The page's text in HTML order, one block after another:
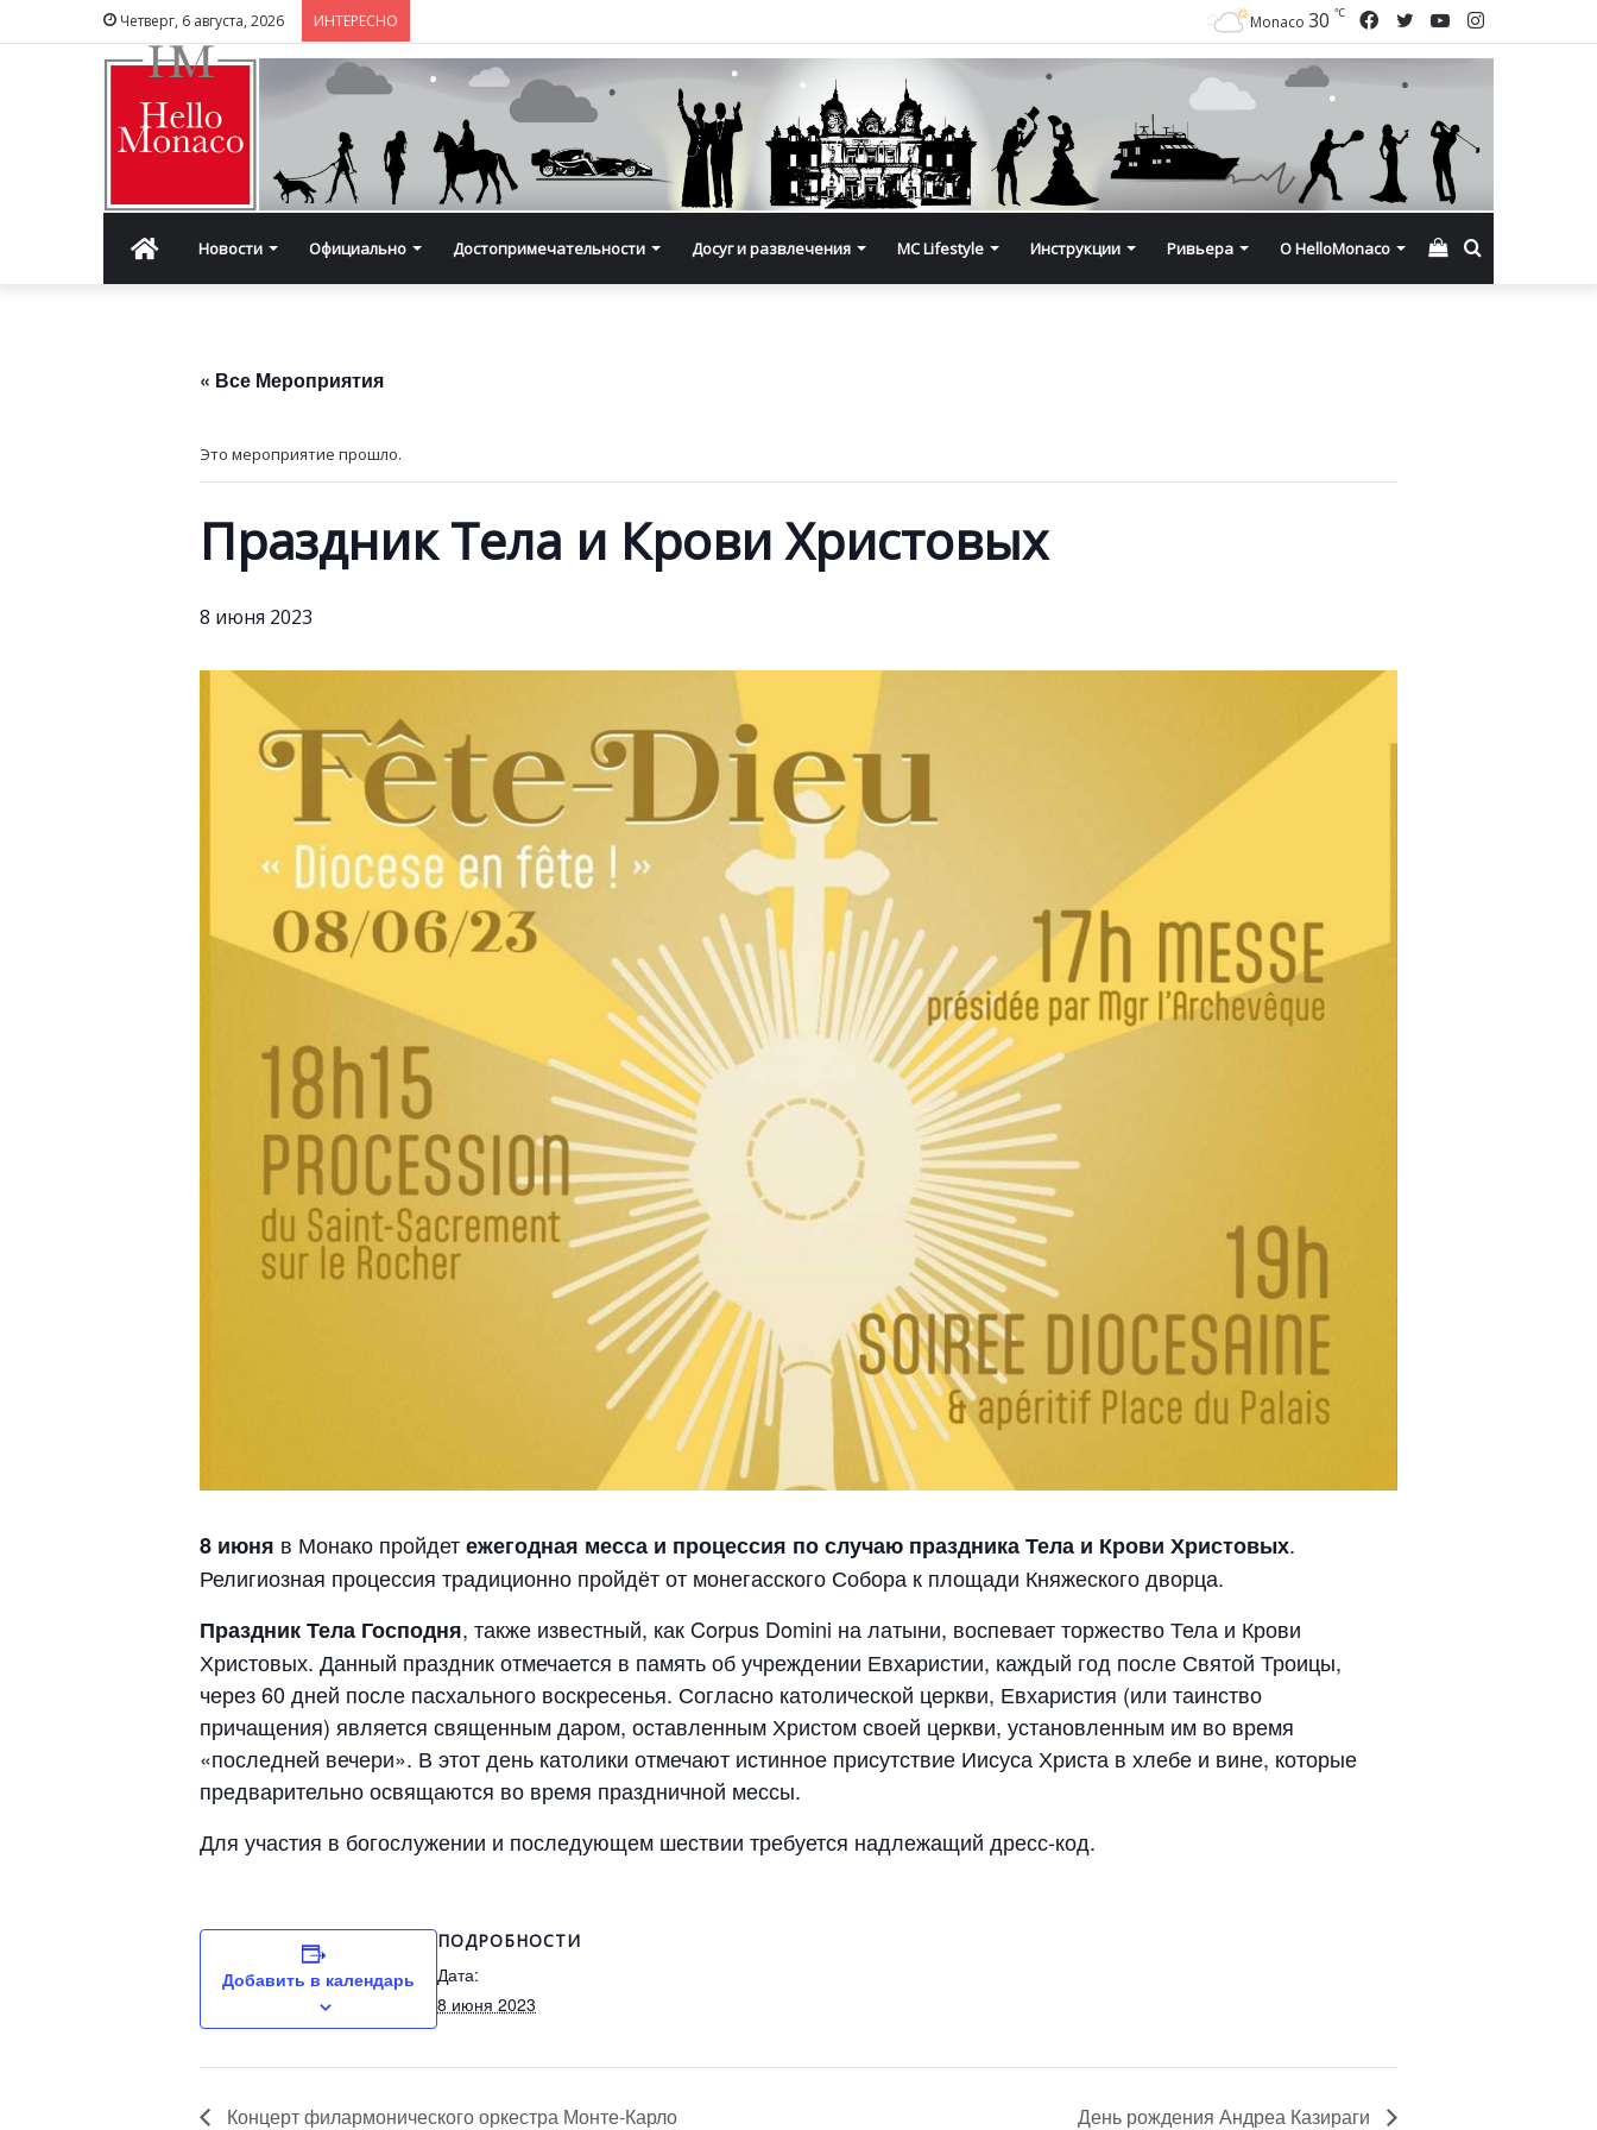
Четверг, 6 августа, 2026 ИНТЕРЕСНО Instagram
YouTube
Twitter
Facebook
Monaco 30 ℃
ГлавнаяНовости Официально Достопримечательности Досуг и развлечения MC Lifestyle Инструкции Ривьера О HelloMonaco Смотреть
« Все Мероприятия
Это мероприятие прошло.
Праздник Тела и Крови Христовых
8 июня 2023
8 июня в Монако пройдетежегодная месса и процессия по случаю праздника Тела и Крови Христовых.
Религиозная процессия традиционно пройдёт от монегасского Собора к площади Княжеского дворца.
Праздник Тела Господня, также известный, как Corpus Domini на латыни, воспевает торжество Тела и Крови
Христовых. Данный праздник отмечается в память об учреждении Евхаристии, каждый год после Святой Троицы,
через 60 дней после пасхального воскресенья. Согласно католической церкви, Евхаристия (или таинство
причащения) является священным даром, оставленным Христом своей церкви, установленным им во время
«последней вечери». В этот день католики отмечают истинное присутствие Иисуса Христа в хлебе и вине, которые
предварительно освящаются во время праздничной мессы.
Для участия в богослужении и последующем шествии требуется надлежащий дресс-код.
Добавить в календарь
ПОДРОБНОСТИ
Дата:
8 июня 2023
Концерт филармонического оркестра Монте-Карло День рождения Андреа Казираги